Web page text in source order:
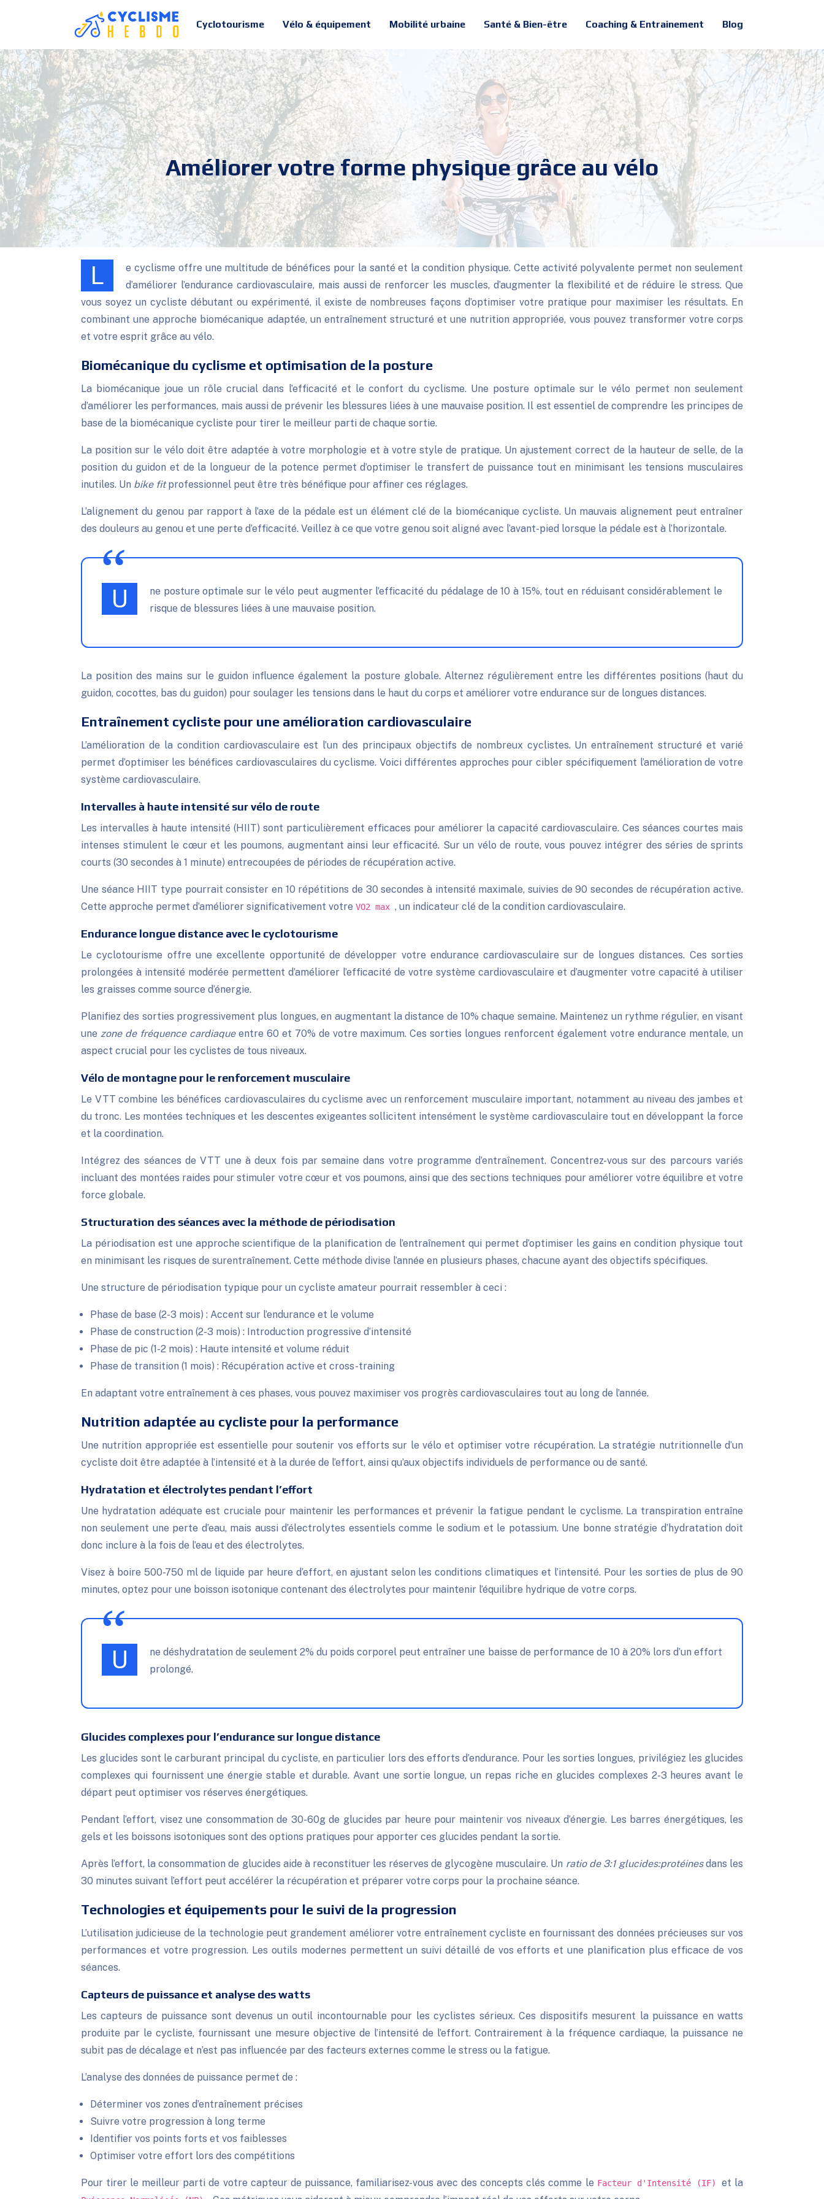
Cyclotourisme Vélo & équipement Mobilité urbaine Santé & Bien-être Coaching & Entrainement Blog
Améliorer votre forme physique grâce au vélo
Le cyclisme offre une multitude de bénéfices pour la santé et la condition physique. Cette activité polyvalente permet non seulement
d’améliorer l’endurance cardiovasculaire, mais aussi de renforcer les muscles, d’augmenter la flexibilité et de réduire le stress. Que
vous soyez un cycliste débutant ou expérimenté, il existe de nombreuses façons d’optimiser votre pratique pour maximiser les résultats. En
combinant une approche biomécanique adaptée, un entraînement structuré et une nutrition appropriée, vous pouvez transformer votre corps
et votre esprit grâce au vélo.
Biomécanique du cyclisme et optimisation de la posture
La biomécanique joue un rôle crucial dans l’efficacité et le confort du cyclisme. Une posture optimale sur le vélo permet non seulement
d’améliorer les performances, mais aussi de prévenir les blessures liées à une mauvaise position. Il est essentiel de comprendre les principes de
base de la biomécanique cycliste pour tirer le meilleur parti de chaque sortie.
La position sur le vélo doit être adaptée à votre morphologie et à votre style de pratique. Un ajustement correct de la hauteur de selle, de la
position du guidon et de la longueur de la potence permet d’optimiser le transfert de puissance tout en minimisant les tensions musculaires
inutiles. Un bike fitprofessionnel peut être très bénéfique pour affiner ces réglages.
L’alignement du genou par rapport à l’axe de la pédale est un élément clé de la biomécanique cycliste. Un mauvais alignement peut entraîner
des douleurs au genou et une perte d’efficacité. Veillez à ce que votre genou soit aligné avec l’avant-pied lorsque la pédale est à l’horizontale.
Une posture optimale sur le vélo peut augmenter l’efficacité du pédalage de 10 à 15%, tout en réduisant considérablement le risque de blessures liées à une mauvaise position.
La position des mains sur le guidon influence également la posture globale. Alternez régulièrement entre les différentes positions (haut du
guidon, cocottes, bas du guidon) pour soulager les tensions dans le haut du corps et améliorer votre endurance sur de longues distances.
Entraînement cycliste pour une amélioration cardiovasculaire
L’amélioration de la condition cardiovasculaire est l’un des principaux objectifs de nombreux cyclistes. Un entraînement structuré et varié
permet d’optimiser les bénéfices cardiovasculaires du cyclisme. Voici différentes approches pour cibler spécifiquement l’amélioration de votre
système cardiovasculaire.
Intervalles à haute intensité sur vélo de route
Les intervalles à haute intensité (HIIT) sont particulièrement efficaces pour améliorer la capacité cardiovasculaire. Ces séances courtes mais
intenses stimulent le cœur et les poumons, augmentant ainsi leur efficacité. Sur un vélo de route, vous pouvez intégrer des séries de sprints
courts (30 secondes à 1 minute) entrecoupées de périodes de récupération active.
Une séance HIIT type pourrait consister en 10 répétitions de 30 secondes à intensité maximale, suivies de 90 secondes de récupération active.
Cette approche permet d’améliorer significativement votre VO2 max , un indicateur clé de la condition cardiovasculaire.
Endurance longue distance avec le cyclotourisme
Le cyclotourisme offre une excellente opportunité de développer votre endurance cardiovasculaire sur de longues distances. Ces sorties
prolongées à intensité modérée permettent d’améliorer l’efficacité de votre système cardiovasculaire et d’augmenter votre capacité à utiliser
les graisses comme source d’énergie.
Planifiez des sorties progressivement plus longues, en augmentant la distance de 10% chaque semaine. Maintenez un rythme régulier, en visant
une zone de fréquence cardiaque entre 60 et 70% de votre maximum. Ces sorties longues renforcent également votre endurance mentale, un
aspect crucial pour les cyclistes de tous niveaux.
Vélo de montagne pour le renforcement musculaire
Le VTT combine les bénéfices cardiovasculaires du cyclisme avec un renforcement musculaire important, notamment au niveau des jambes et
du tronc. Les montées techniques et les descentes exigeantes sollicitent intensément le système cardiovasculaire tout en développant la force
et la coordination.
Intégrez des séances de VTT une à deux fois par semaine dans votre programme d’entraînement. Concentrez-vous sur des parcours variés
incluant des montées raides pour stimuler votre cœur et vos poumons, ainsi que des sections techniques pour améliorer votre équilibre et votre
force globale.
Structuration des séances avec la méthode de périodisation
La périodisation est une approche scientifique de la planification de l’entraînement qui permet d’optimiser les gains en condition physique tout
en minimisant les risques de surentraînement. Cette méthode divise l’année en plusieurs phases, chacune ayant des objectifs spécifiques.
Une structure de périodisation typique pour un cycliste amateur pourrait ressembler à ceci :
Phase de base (2-3 mois) : Accent sur l’endurance et le volume
Phase de construction (2-3 mois) : Introduction progressive d’intensité
Phase de pic (1-2 mois) : Haute intensité et volume réduit
Phase de transition (1 mois) : Récupération active et cross-training
En adaptant votre entraînement à ces phases, vous pouvez maximiser vos progrès cardiovasculaires tout au long de l’année.
Nutrition adaptée au cycliste pour la performance
Une nutrition appropriée est essentielle pour soutenir vos efforts sur le vélo et optimiser votre récupération. La stratégie nutritionnelle d’un
cycliste doit être adaptée à l’intensité et à la durée de l’effort, ainsi qu’aux objectifs individuels de performance ou de santé.
Hydratation et électrolytes pendant l’effort
Une hydratation adéquate est cruciale pour maintenir les performances et prévenir la fatigue pendant le cyclisme. La transpiration entraîne
non seulement une perte d’eau, mais aussi d’électrolytes essentiels comme le sodium et le potassium. Une bonne stratégie d’hydratation doit
donc inclure à la fois de l’eau et des électrolytes.
Visez à boire 500-750 ml de liquide par heure d’effort, en ajustant selon les conditions climatiques et l’intensité. Pour les sorties de plus de 90
minutes, optez pour une boisson isotonique contenant des électrolytes pour maintenir l’équilibre hydrique de votre corps.
Une déshydratation de seulement 2% du poids corporel peut entraîner une baisse de performance de 10 à 20% lors d’un effort prolongé.
Glucides complexes pour l’endurance sur longue distance
Les glucides sont le carburant principal du cycliste, en particulier lors des efforts d’endurance. Pour les sorties longues, privilégiez les glucides
complexes qui fournissent une énergie stable et durable. Avant une sortie longue, un repas riche en glucides complexes 2-3 heures avant le
départ peut optimiser vos réserves énergétiques.
Pendant l’effort, visez une consommation de 30-60g de glucides par heure pour maintenir vos niveaux d’énergie. Les barres énergétiques, les
gels et les boissons isotoniques sont des options pratiques pour apporter ces glucides pendant la sortie.
Après l’effort, la consommation de glucides aide à reconstituer les réserves de glycogène musculaire. Un ratio de 3:1 glucides:protéinesdans les
30 minutes suivant l’effort peut accélérer la récupération et préparer votre corps pour la prochaine séance.
Technologies et équipements pour le suivi de la progression
L’utilisation judicieuse de la technologie peut grandement améliorer votre entraînement cycliste en fournissant des données précieuses sur vos
performances et votre progression. Les outils modernes permettent un suivi détaillé de vos efforts et une planification plus efficace de vos
séances.
Capteurs de puissance et analyse des watts
Les capteurs de puissance sont devenus un outil incontournable pour les cyclistes sérieux. Ces dispositifs mesurent la puissance en watts
produite par le cycliste, fournissant une mesure objective de l’intensité de l’effort. Contrairement à la fréquence cardiaque, la puissance ne
subit pas de décalage et n’est pas influencée par des facteurs externes comme le stress ou la fatigue.
L’analyse des données de puissance permet de :
Déterminer vos zones d’entraînement précises
Suivre votre progression à long terme
Identifier vos points forts et vos faiblesses
Optimiser votre effort lors des compétitions
Pour tirer le meilleur parti de votre capteur de puissance, familiarisez-vous avec des concepts clés comme le Facteur d'Intensité (IF) et la